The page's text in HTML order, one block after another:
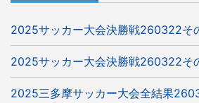
2025サッカー大会決勝戦260322そ
2025サッカー大会決勝戦260322そ
2025三多摩サッカー大会全結果